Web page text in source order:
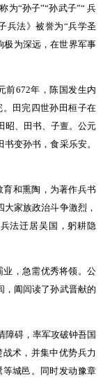
为“孙子”“孙武子”“ 兵
兵法》被誉为“兵学圣
极为深远，在世界军事
前672年，陈国发生内
田完四世孙田桓子在
昭、田书、子亶。公元
变孙书，食采乐安。
和熏陶，为著作兵书
家族政治斗争激烈，
法迁居吴国，躬耕隐
，急需优秀将领。公
，阖闾读了孙武晋献的
障碍，率军攻破钟吾国
术，并集中优势兵力
城邑。同时发动豫章